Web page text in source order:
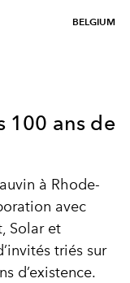
BELGIUM
100 ans de
à Rhode-
avec
Solar et
triés sur
d’existence.